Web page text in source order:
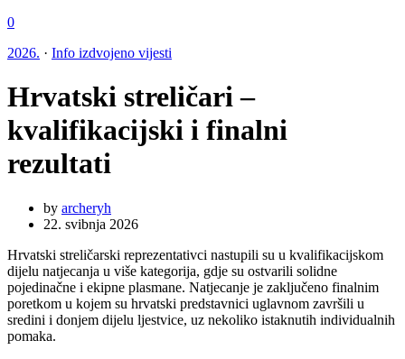
0
2026. · Info izdvojeno vijesti
Hrvatski streličari –
kvalifikacijski i finalni
rezultati
by archeryh
22. svibnja 2026
Hrvatski streličarski reprezentativci nastupili su u kvalifikacijskom
dijelu natjecanja u više kategorija, gdje su ostvarili solidne
pojedinačne i ekipne plasmane. Natjecanje je zaključeno finalnim
poretkom u kojem su hrvatski predstavnici uglavnom završili u
sredini i donjem dijelu ljestvice, uz nekoliko istaknutih individualnih
pomaka.